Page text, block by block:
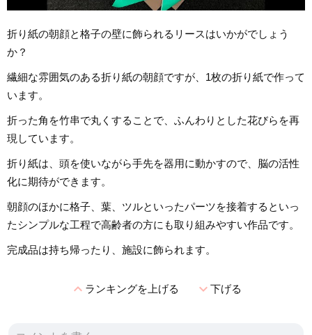
折り紙の朝顔と格子の壁に飾られるリースはいかがでしょう
か？
繊細な雰囲気のある折り紙の朝顔ですが、1枚の折り紙で作って
います。
折った角を竹串で丸くすることで、ふんわりとした花びらを再
現しています。
折り紙は、頭を使いながら手先を器用に動かすので、脳の活性
化に期待ができます。
朝顔のほかに格子、葉、ツルといったパーツを接着するといっ
たシンプルな工程で高齢者の方にも取り組みやすい作品です。
完成品は持ち帰ったり、施設に飾られます。
expand_lessランキングを上げる expand_more下げる